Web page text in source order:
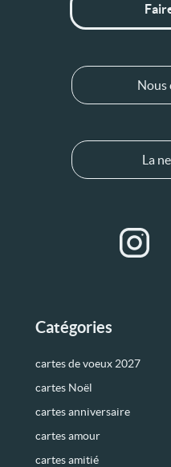
Catégories
cartes de voeux 2027
cartes Noël
cartes anniversaire
cartes amour
cartes amitié
Nous
La